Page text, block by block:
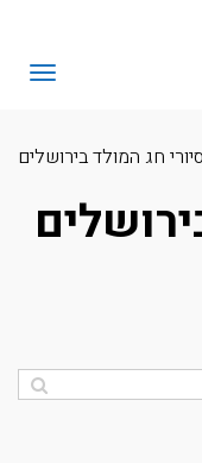
סיורי חג המולד בירושלים